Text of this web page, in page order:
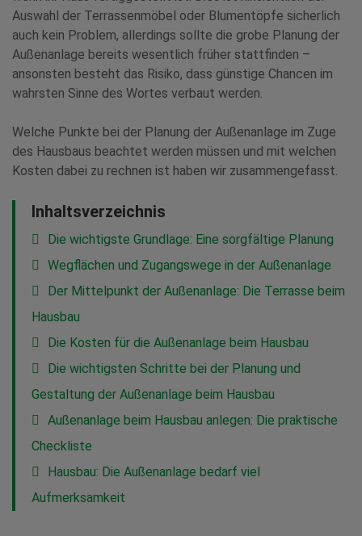
Auswahl der Terrassenmöbel oder Blumentöpfe sicherlich
auch kein Problem, allerdings sollte die grobe Planung der
Außenanlage bereits wesentlich früher stattfinden –
ansonsten besteht das Risiko, dass günstige Chancen im
wahrsten Sinne des Wortes verbaut werden.
Welche Punkte bei der Planung der Außenanlage im Zuge
des Hausbaus beachtet werden müssen und mit welchen
Kosten dabei zu rechnen ist haben wir zusammengefasst.
Inhaltsverzeichnis
Die wichtigste Grundlage: Eine sorgfältige Planung
Wegflächen und Zugangswege in der Außenanlage
Der Mittelpunkt der Außenanlage: Die Terrasse beim
Hausbau
Die Kosten für die Außenanlage beim Hausbau
Die wichtigsten Schritte bei der Planung und
Gestaltung der Außenanlage beim Hausbau
Außenanlage beim Hausbau anlegen: Die praktische
Checkliste
Hausbau: Die Außenanlage bedarf viel
Aufmerksamkeit